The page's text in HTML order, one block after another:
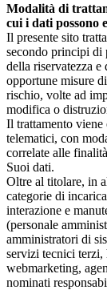
Modalità di
cui i dati possono
Il presente sito
secondo principi di
della riservatezza
opportune misure
rischio, volte ad
modifica o
Il trattamento
telematici, con
correlate alle
Suoi dati.
Oltre al titolare, in
categorie di
interazione e
(personale
amministratori di
servizi tecnici terzi,
webmarketing,
nominati